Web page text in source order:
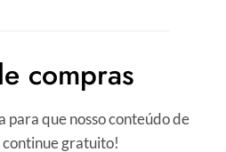
compras
para que nosso conteúdo de
gratuito!